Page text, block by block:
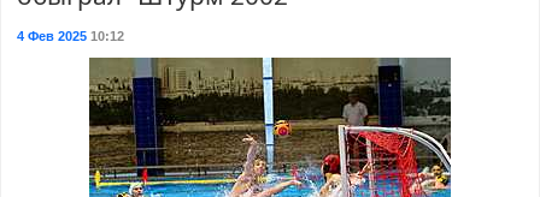
4 Фев 202510:12